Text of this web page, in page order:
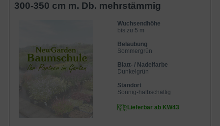
300-350 cm m. Db. mehrstämmig
Wuchsendhöhe
bis zu 5 m
Belaubung
Sommergrün
Blatt- / Nadelfarbe
Dunkelgrün
Standort
Sonnig-halbschattig
Lieferbar ab KW43